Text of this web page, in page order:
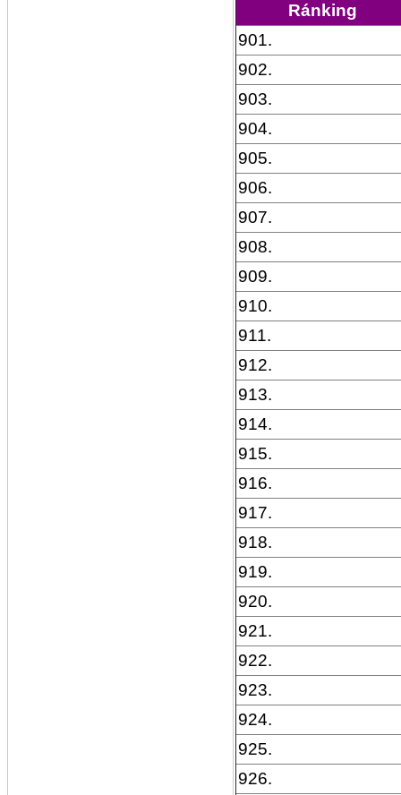
Ránking
901.
902.
903.
904.
905.
906.
907.
908.
909.
910.
911.
912.
913.
914.
915.
916.
917.
918.
919.
920.
921.
922.
923.
924.
925.
926.